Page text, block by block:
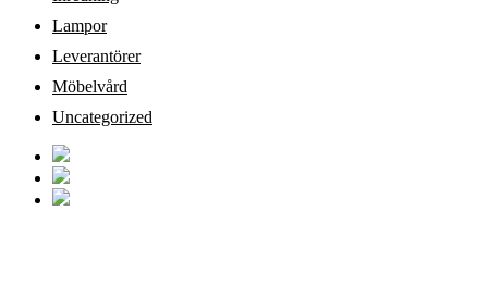
Lampor
Leverantörer
Möbelvård
Uncategorized